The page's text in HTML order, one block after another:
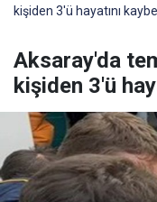
kişiden 3'ü hayatını
Aksaray'da
kişiden 3'ü